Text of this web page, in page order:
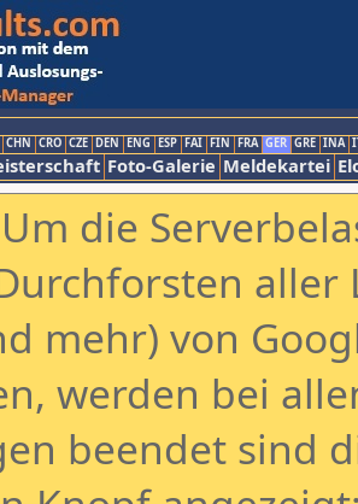
CHN CRO CZE DEN ENG ESP FAI FIN FRA GER GRE INA
Foto-Galerie Meldekartei
die
aller
mehr) von
werden bei
beendet sind